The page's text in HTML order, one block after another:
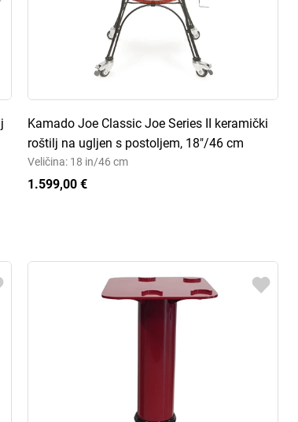
Kamado Joe Classic Joe Series II keramički
roštilj na ugljen s postoljem, 18"/46 cm
Veličina: 18 in/46 cm
1.599,00 €